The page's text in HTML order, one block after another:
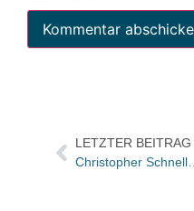
LETZTER BEITRAG
Christopher Schnell übernimmt die Leitung Key Account im Verlagshaus Römerweg